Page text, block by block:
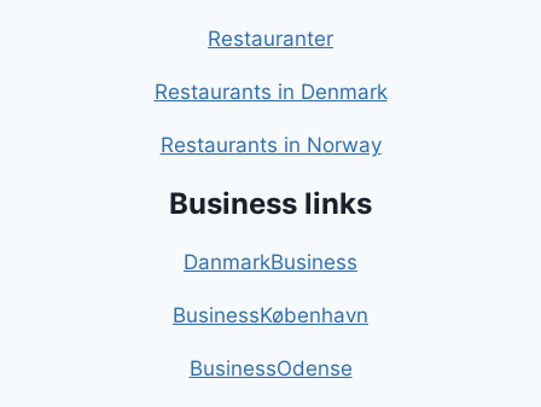
Restauranter
Restaurants in Denmark
Restaurants in Norway
Business links
DanmarkBusiness
BusinessKøbenhavn
BusinessOdense